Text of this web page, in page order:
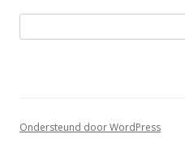
naar:
Ondersteund door WordPress